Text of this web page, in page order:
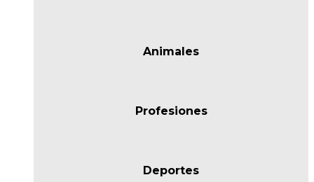
Animales
Profesiones
Deportes